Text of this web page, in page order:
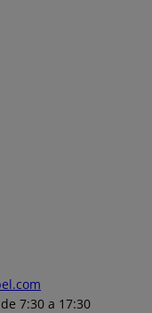
7:30 a 17:30